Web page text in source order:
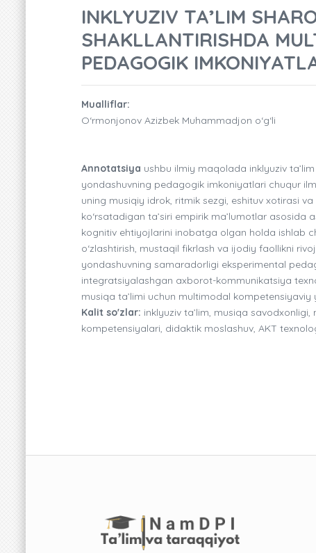
INKLYUZIV TA’LIM
SHAKLLANTIRISHDA
PEDAGOGIK
Mualliflar:
O‘rmonjonov Azizbek Muhammadjon o‘g‘li
Annotatsiya ushbu ilmiy maqolada inklyuziv
yondashuvning pedagogik imkoniyatlari chuqur
uning musiqiy idrok, ritmik sezgi, eshituv xotirasi
ko‘rsatadigan ta’siri empirik ma’lumotlar asosida
kognitiv ehtiyojlarini inobatga olgan holda ishlab
o‘zlashtirish, mustaqil fikrlash va ijodiy faollikni
yondashuvning samaradorligi eksperimental
integratsiyalashgan axborot-kommunikatsiya
musiqa ta’limi uchun multimodal
Kalit so'zlar: inklyuziv ta’lim, musiqa
kompetensiyalari, didaktik moslashuv, AKT